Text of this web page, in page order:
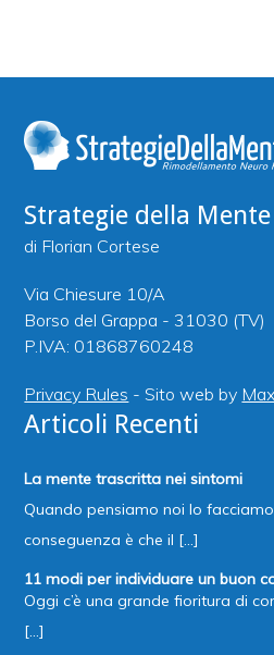
Strategie della Mente
di Florian Cortese
Via Chiesure 10/A
Borso del Grappa - 31030 (TV)
P.IVA: 01868760248
Privacy Rules - Sito web by
Articoli Recenti
La mente trascritta nei sintomi
Quando pensiamo noi lo
conseguenza è che il [...]
11 modi per individuare un buon
Oggi c’è una grande fioritura di
[...]